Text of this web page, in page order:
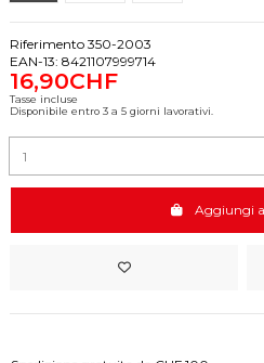
Riferimento 350-2003
EAN-13: 8421107999714
16,90CHF
Tasse incluse
Disponibile entro 3 a 5 giorni lavorativi.
Aggiungi